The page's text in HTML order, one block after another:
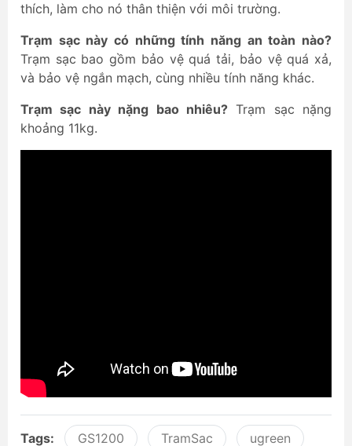
thích, làm cho nó thân thiện với môi trường.
Trạm sạc này có những tính năng an toàn nào?
Trạm sạc bao gồm bảo vệ quá tải, bảo vệ quá xả,
và bảo vệ ngắn mạch, cùng nhiều tính năng khác.
Trạm sạc này nặng bao nhiêu?Trạm sạc nặng
khoảng 11kg.
Tags: GS1200 TramSac ugreen